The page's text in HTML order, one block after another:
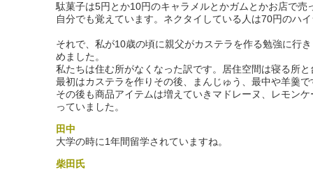
駄菓子は5円とか10円のキャラメルとかガムとかお店で
自分でも覚えています。ネクタイしている人は70円のハ
それで、私が10歳の頃に親父がカステラを作る勉強に行
めました。
私たちは住む所がなくなった訳です。居住空間は寝る所
最初はカステラを作りその後、まんじゅう、最中や羊羹
その後も商品アイテムは増えていきマドレーヌ、レモン
っていました。
田中
大学の時に1年間留学されていますね。
柴田氏